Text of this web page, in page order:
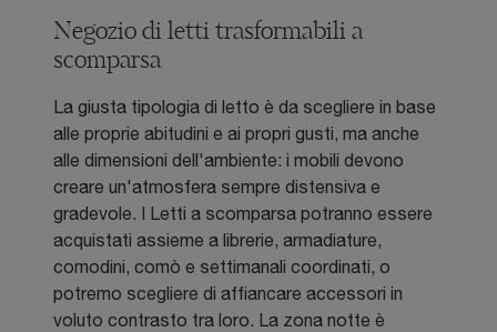
Negozio di letti trasformabili a
scomparsa
La giusta tipologia di letto è da scegliere in base
alle proprie abitudini e ai propri gusti, ma anche
alle dimensioni dell'ambiente: i mobili devono
creare un'atmosfera sempre distensiva e
gradevole. I Letti a scomparsa potranno essere
acquistati assieme a librerie, armadiature,
comodini, comò e settimanali coordinati, o
potremo scegliere di affiancare accessori in
voluto contrasto tra loro. La zona notte è